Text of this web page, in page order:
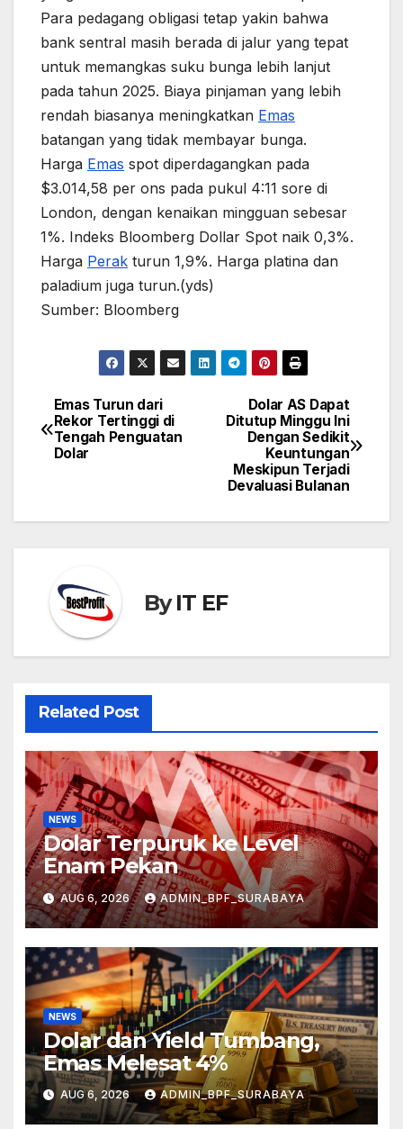
Para pedagang obligasi tetap yakin bahwa
bank sentral masih berada di jalur yang tepat
untuk memangkas suku bunga lebih lanjut
pada tahun 2025. Biaya pinjaman yang lebih
rendah biasanya meningkatkan Emas
batangan yang tidak membayar bunga.
Harga Emas spot diperdagangkan pada
$3.014,58 per ons pada pukul 4:11 sore di
London, dengan kenaikan mingguan sebesar
1%. Indeks Bloomberg Dollar Spot naik 0,3%.
Harga Perak turun 1,9%. Harga platina dan
paladium juga turun.(yds)
Sumber: Bloomberg
Post
navigation
Dolar AS Dapat
Ditutup Minggu Ini
Dengan Sedikit
Keuntungan
Meskipun Terjadi
Devaluasi Bulanan
Emas Turun dari
Rekor Tertinggi di
Tengah Penguatan
Dolar
ByIT EF
Related Post
NEWS
Dolar Terpuruk ke Level
Enam Pekan
AUG 6, 2026 ADMIN_BPF_SURABAYA
NEWS
Dolar dan Yield Tumbang,
Emas Melesat 4%
AUG 6, 2026 ADMIN_BPF_SURABAYA